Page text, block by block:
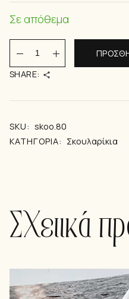
Σε απόθεμα
SIKINOS EARRINGS
SHARE:
SKU: skoo.80
ΚΑΤΗΓΟΡΊΑ: Σκουλαρίκια
Σχετικά